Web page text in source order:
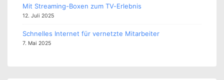
Mit Streaming-Boxen zum TV-Erlebnis
12. Juli 2025
Schnelles Internet für vernetzte Mitarbeiter
7. Mai 2025